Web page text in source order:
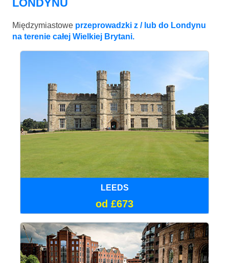
LONDYNU
Międzymiastowe przeprowadzki z / lub do Londynu
na terenie całej Wielkiej Brytani.
LEEDS
od £673